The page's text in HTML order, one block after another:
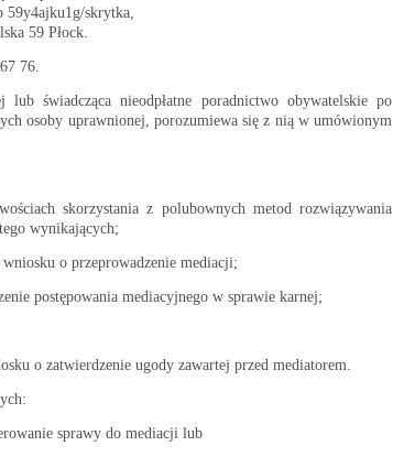
59y4ajku1g/skrytka,
59 Płock.
76.
lub świadcząca nieodpłatne poradnictwo obywatelskie po
osoby uprawnionej, porozumiewa się z nią w umówionym
skorzystania z polubownych metod rozwiązywania
wynikających;
o przeprowadzenie mediacji;
postępowania mediacyjnego w sprawie karnej;
o zatwierdzenie ugody zawartej przed mediatorem.
sprawy do mediacji lub